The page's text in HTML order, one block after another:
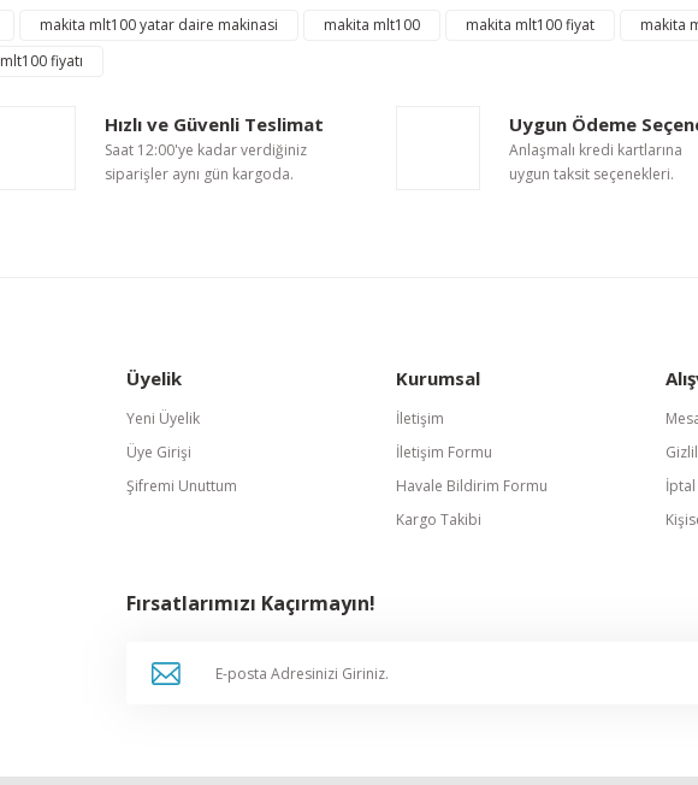
makita mlt100 yatar daire makinasi makita mlt100 makita mlt100 fiyat makita
fiyatı
Hızlı ve Güvenli Teslimat
Saat 12:00'ye kadar verdiğiniz
siparişler aynı gün kargoda.
Uygun Ödeme
Anlaşmalı kredi kartlarına
uygun taksit seçenekleri.
Üyelik
Yeni Üyelik
Üye Girişi
Şifremi Unuttum
Kurumsal
İletişim
İletişim Formu
Havale Bildirim Formu
Kargo Takibi
Fırsatlarımızı Kaçırmayın!